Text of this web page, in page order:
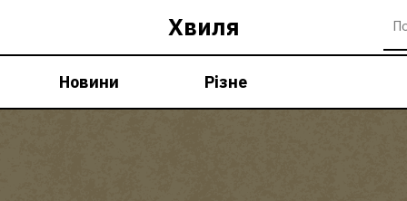
Хвиля
Новини Різне